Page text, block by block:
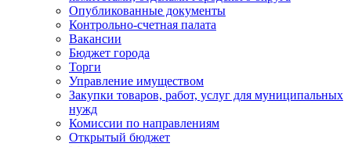
Опубликованные документы
Контрольно-счетная палата
Вакансии
Бюджет города
Торги
Управление имуществом
Закупки товаров, работ, услуг для муниципальных
нужд
Комиссии по направлениям
Открытый бюджет